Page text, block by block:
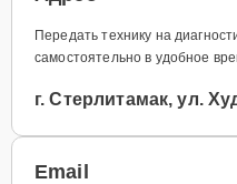
Передать технику на
самостоятельно в удобное
г. Стерлитамак, ул.
Email